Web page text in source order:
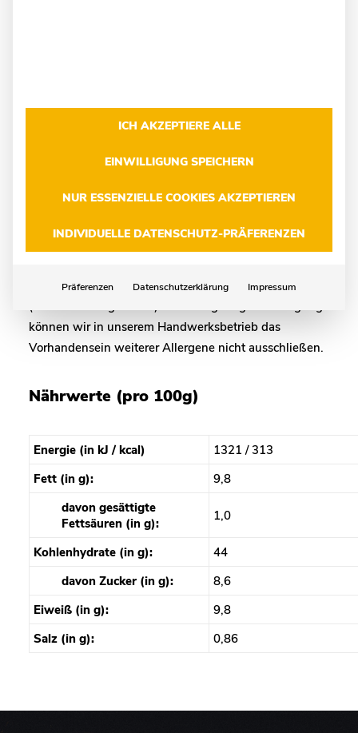
Speisesalz, Kakao, Leinsamen, Sesamsamen,
Ergänzende Hinweise zu Allergenen
Enthält: Glutenhaltige Getreide (Weizenmehl,
Schalenfrüchte (Haselnusskerne), Sesamsamen
(Sesamsamen geschält). Trotz sorgfältigster Fertigung
können wir in unserem Handwerksbetrieb das
Vorhandensein weiterer Allergene nicht ausschließen.
Nährwerte (pro 100g)
Energie (in kJ / kcal)
1321 / 313
Fett (in g):
9,8
davon gesättigte
Fettsäuren (in g):
1,0
Kohlenhydrate (in g):
44
davon Zucker (in g):
8,6
Eiweiß (in g):
9,8
Salz (in g):
0,86
ICH AKZEPTIERE ALLE
EINWILLIGUNG SPEICHERN
NUR ESSENZIELLE COOKIES AKZEPTIEREN
INDIVIDUELLE DATENSCHUTZ-PRÄFERENZEN
Präferenzen Datenschutzerklärung Impressum